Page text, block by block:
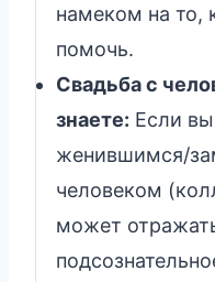
намеком на то,
помочь.
Свадьба с
знаете: Если
женившимся/
человеком
может